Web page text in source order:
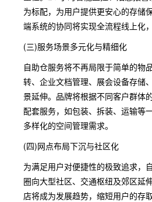
为标配，为用户提供更安心的存储
端系统的协同将实现全流程线上化
(三)服务场景多元化与精细化
自助仓服务将不再局限于简单的物
转、企业文档管理、展会设备存储
景延伸。品牌将根据不同客户群体
配套服务，如包装、拆装、运输等
多样化的空间管理需求。
(四)网点布局下沉与社区化
为满足用户对便捷性的极致追求，
圈向大型社区、交通枢纽及郊区延
店将成为发展趋势，缩短用户的存